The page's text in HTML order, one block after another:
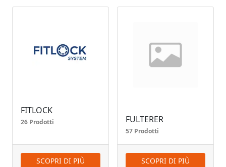
FITLOCK
26 Prodotti
SCOPRI DI PIÙ
FULTERER
57 Prodotti
SCOPRI DI PIÙ